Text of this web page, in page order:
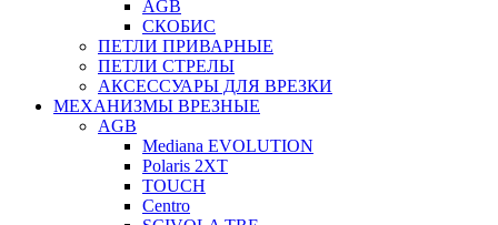
AGB
СКОБИС
ПЕТЛИ ПРИВАРНЫЕ
ПЕТЛИ СТРЕЛЫ
АКСЕССУАРЫ ДЛЯ ВРЕЗКИ
МЕХАНИЗМЫ ВРЕЗНЫЕ
AGB
Mediana EVOLUTION
Polaris 2XT
TOUCH
Centro